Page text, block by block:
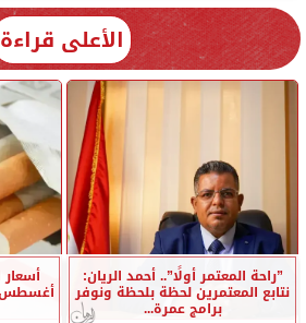
الأعلى قراءة
”راحة المعتمر أولًا”.. أحمد الريان:
نتابع المعتمرين لحظة بلحظة ونوفر
برامج عمرة...